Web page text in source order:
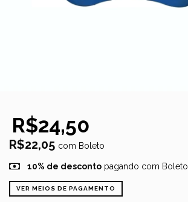
R$24,50
R$22,05 com Boleto
10% de descontopagando com Boleto
VER MEIOS DE PAGAMENTO